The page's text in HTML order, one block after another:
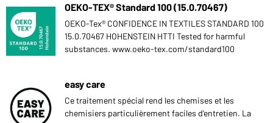
OEKO-TEX® Standard 100 (15.0.70467)
OEKO-Tex® CONFIDENCE IN TEXTILES STANDARD 100
15.0.70467 HOHENSTEIN HTTI Tested for harmful
substances. www.oeko-tex.com/standard100
easy care
Ce traitement spécial rend les chemises et les
chemisiers particulièrement faciles d'entretien. La